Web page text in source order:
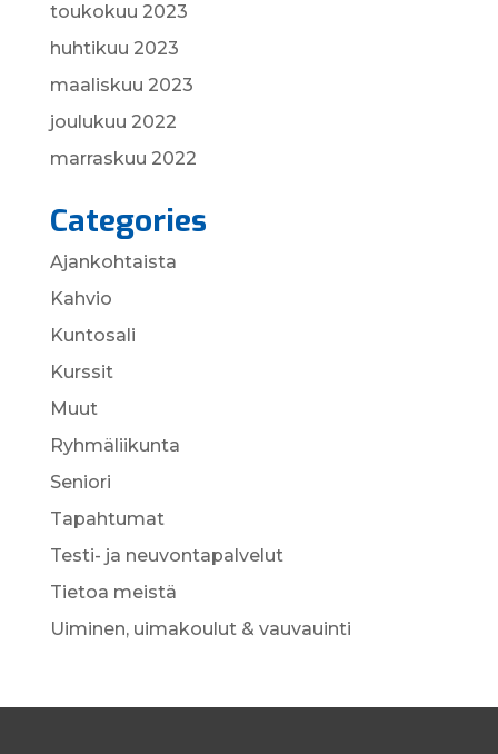
toukokuu 2023
huhtikuu 2023
maaliskuu 2023
joulukuu 2022
marraskuu 2022
Categories
Ajankohtaista
Kahvio
Kuntosali
Kurssit
Muut
Ryhmäliikunta
Seniori
Tapahtumat
Testi- ja neuvontapalvelut
Tietoa meistä
Uiminen, uimakoulut & vauvauinti